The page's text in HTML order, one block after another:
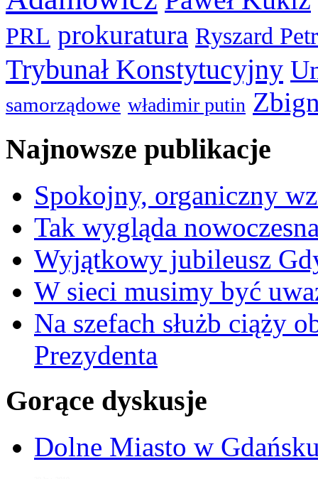
PRL prokuratura Ryszard
Trybunał Konstytucyjny
samorządowe władimir putin
Najnowsze publikacje
Spokojny, organiczny
Tak wygląda
Wyjątkowy jubileusz
W sieci musimy być
Na szefach służb ciąży
Prezydenta
Gorące dyskusje
Dolne Miasto w